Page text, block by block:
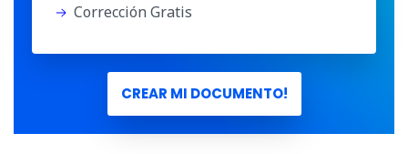
Corrección Gratis
CREAR MI DOCUMENTO!